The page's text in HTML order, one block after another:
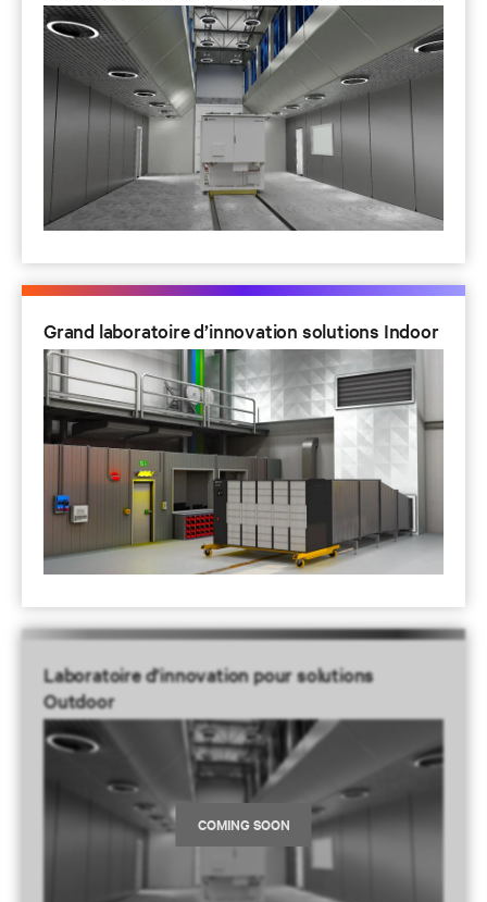
Grand laboratoire d’innovation solutions Indoor
Laboratoire d’innovation pour solutions
Outdoor